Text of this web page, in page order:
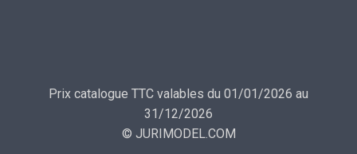
Prix catalogue TTC valables du 01/01/2026 au
31/12/2026
© JURIMODEL.COM